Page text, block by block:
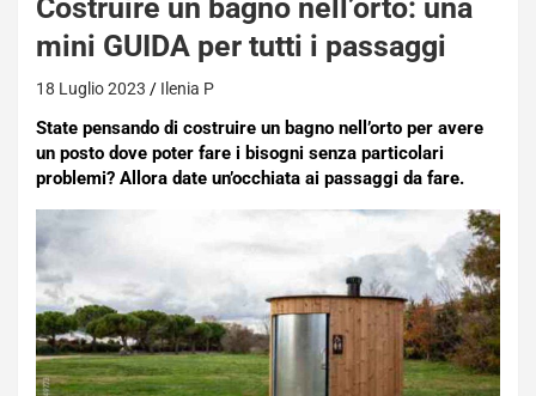
Costruire un bagno nell’orto: una
mini GUIDA per tutti i passaggi
18 Luglio 2023 Ilenia P
State pensando di costruire un bagno nell’orto per avere
un posto dove poter fare i bisogni senza particolari
problemi? Allora date un’occhiata ai passaggi da fare.